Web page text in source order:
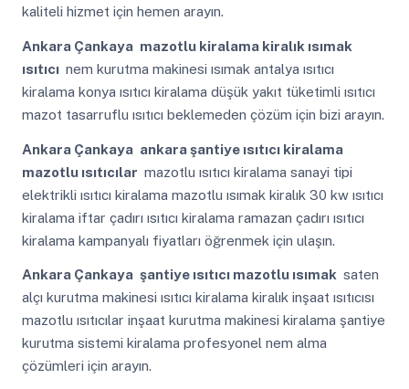
kaliteli hizmet için hemen arayın.
Ankara Çankaya mazotlu kiralama kiralık ısımak
ısıtıcı nem kurutma makinesi ısımak antalya ısıtıcı
kiralama konya ısıtıcı kiralama düşük yakıt tüketimli ısıtıcı
mazot tasarruflu ısıtıcı beklemeden çözüm için bizi arayın.
Ankara Çankaya ankara şantiye ısıtıcı kiralama
mazotlu ısıtıcılar mazotlu ısıtıcı kiralama sanayi tipi
elektrikli ısıtıcı kiralama mazotlu ısımak kiralık 30 kw ısıtıcı
kiralama iftar çadırı ısıtıcı kiralama ramazan çadırı ısıtıcı
kiralama kampanyalı fiyatları öğrenmek için ulaşın.
Ankara Çankaya şantiye ısıtıcı mazotlu ısımak saten
alçı kurutma makinesi ısıtıcı kiralama kiralık inşaat ısıtıcısı
mazotlu ısıtıcılar inşaat kurutma makinesi kiralama şantiye
kurutma sistemi kiralama profesyonel nem alma
çözümleri için arayın.